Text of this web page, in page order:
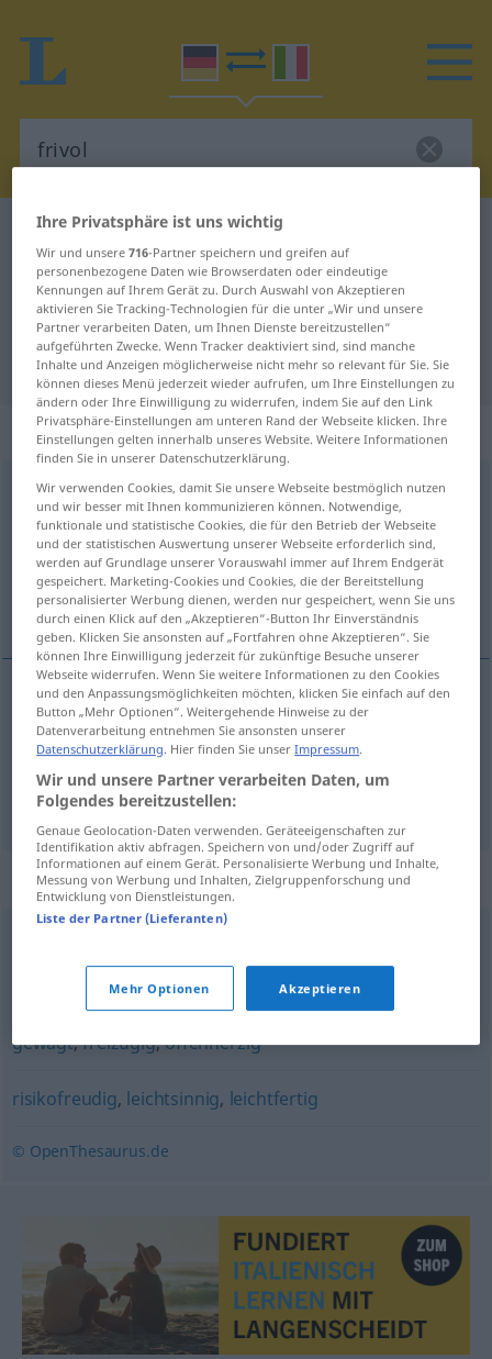
Deutsch-Italienisch Wörterbuch
Deutsch-Italienisch Übersetzung
für "frivol"
"frivol" Italienisch Übersetzung
„frivol“: Adjektiv
frivoladj
Übersicht aller Übersetzungen
(Für mehr Details die Übersetzung anklicken/antippen)
frivolo indecente
frivolo frivol
indecente frivolschlüpfrig
Synonyme für "frivol"
gewagt,freizügig,offenherzig
risikofreudig, leichtsinnig, leichtfertig
© OpenThesaurus.de
Ihre Privatsphäre ist uns wichtig
Wir und unsere716-Partner speichern und greifen auf
personenbezogene Daten wie Browserdaten oder eindeutige
Kennungen auf Ihrem Gerät zu. Durch Auswahl von Akzeptieren
aktivieren Sie Tracking-Technologien für die unter „Wir und unsere
Partner verarbeiten Daten, um Ihnen Dienste bereitzustellen“
aufgeführten Zwecke. Wenn Tracker deaktiviert sind, sind manche
Inhalte und Anzeigen möglicherweise nicht mehr so relevant für Sie. Sie
können dieses Menü jederzeit wieder aufrufen, um Ihre Einstellungen zu
ändern oder Ihre Einwilligung zu widerrufen, indem Sie auf den Link
Privatsphäre-Einstellungen am unteren Rand der Webseite klicken. Ihre
Einstellungen gelten innerhalb unseres Website. Weitere Informationen
finden Sie in unserer Datenschutzerklärung.
Wir verwenden Cookies, damit Sie unsere Webseite bestmöglich nutzen
und wir besser mit Ihnen kommunizieren können. Notwendige,
funktionale und statistische Cookies, die für den Betrieb der Webseite
und der statistischen Auswertung unserer Webseite erforderlich sind,
werden auf Grundlage unserer Vorauswahl immer auf Ihrem Endgerät
gespeichert. Marketing-Cookies und Cookies, die der Bereitstellung
personalisierter Werbung dienen, werden nur gespeichert, wenn Sie uns
durch einen Klick auf den „Akzeptieren“-Button Ihr Einverständnis
geben. Klicken Sie ansonsten auf „Fortfahren ohne Akzeptieren“. Sie
können Ihre Einwilligung jederzeit für zukünftige Besuche unserer
Webseite widerrufen. Wenn Sie weitere Informationen zu den Cookies
und den Anpassungsmöglichkeiten möchten, klicken Sie einfach auf den
Button „Mehr Optionen“. Weitergehende Hinweise zu der
Datenverarbeitung entnehmen Sie ansonsten unserer
Datenschutzerklärung. Hier finden Sie unserImpressum.
Wir und unsere Partner verarbeiten Daten, um
Folgendes bereitzustellen:
Genaue Geolocation-Daten verwenden. Geräteeigenschaften zur
Identifikation aktiv abfragen. Speichern von und/oder Zugriff auf
Informationen auf einem Gerät. Personalisierte Werbung und Inhalte,
Messung von Werbung und Inhalten, Zielgruppenforschung und
Entwicklung von Dienstleistungen.
Liste der Partner (Lieferanten)
Mehr Optionen Akzeptieren